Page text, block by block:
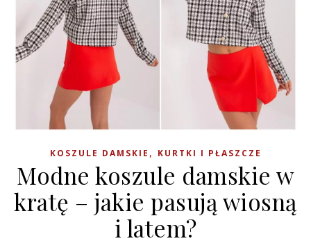
KOSZULE DAMSKIE , KURTKI I PŁASZCZE
Modne koszule damskie w
kratę – jakie pasują wiosną
i latem?